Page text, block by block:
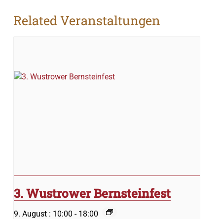
Related Veranstaltungen
3. Wustrower Bernsteinfest
9. August : 10:00 - 18:00